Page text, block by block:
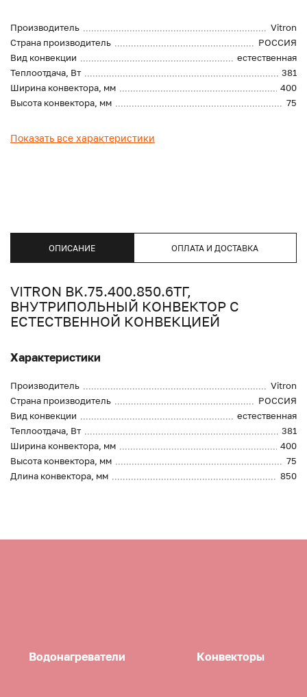
Производитель
Vitron
Страна производитель
РОССИЯ
Вид конвекции
естественная
Теплоотдача, Вт
381
Ширина конвектора, мм
400
Высота конвектора, мм
75
Показать все характеристики
ОПИСАНИЕ ОПЛАТА И ДОСТАВКА
VITRON BK.75.400.850.6ТГ,
ВНУТРИПОЛЬНЫЙ КОНВЕКТОР С
ЕСТЕСТВЕННОЙ КОНВЕКЦИЕЙ
Характеристики
Производитель
Vitron
Страна производитель
РОССИЯ
Вид конвекции
естественная
Теплоотдача, Вт
381
Ширина конвектора, мм
400
Высота конвектора, мм
75
Длина конвектора, мм
850
Водонагреватели Конвекторы